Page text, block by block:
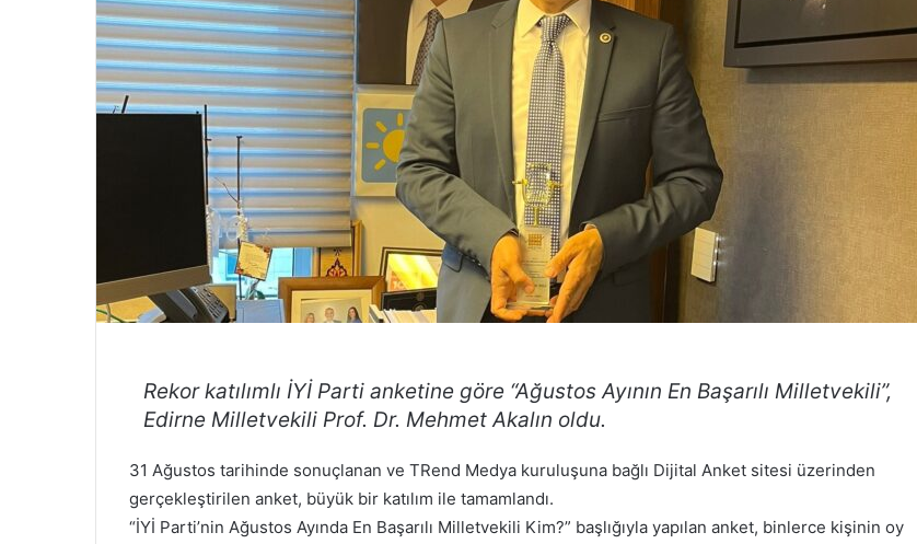
Rekor katılımlı İYİ Parti anketine göre “Ağustos Ayının En Başarılı Milletvekili”,
Edirne Milletvekili Prof. Dr. Mehmet Akalın oldu.
31 Ağustos tarihinde sonuçlanan ve TRend Medya kuruluşuna bağlı Dijital Anket sitesi üzerinden
gerçekleştirilen anket, büyük bir katılım ile tamamlandı.
“İYİ Parti’nin Ağustos Ayında En Başarılı Milletvekili Kim?” başlığıyla yapılan anket, binlerce kişinin oy